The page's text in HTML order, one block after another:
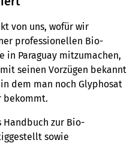
von uns, wofür wir
professionellen Bio-
in Paraguay mitzumachen,
seinen Vorzügen bekannt
dem man noch Glyphosat
bekommt.
Handbuch zur Bio-
sowie